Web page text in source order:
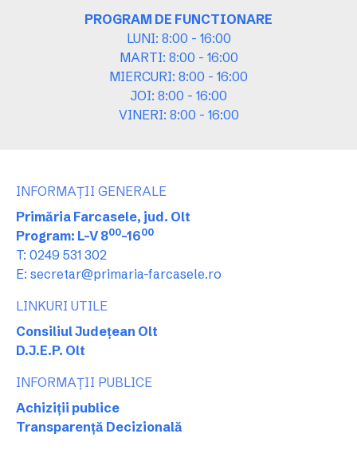
PROGRAM DE FUNCTIONARE
LUNI: 8:00 - 16:00
MARTI: 8:00 - 16:00
MIERCURI: 8:00 - 16:00
JOI: 8:00 - 16:00
VINERI: 8:00 - 16:00
INFORMAȚII GENERALE
Primăria Farcasele, jud. Olt
Program: L-V 800-1600
T: 0249 531 302
E: secretar@primaria-farcasele.ro
LINKURI UTILE
Consiliul Județean Olt
D.J.E.P. Olt
INFORMAȚII PUBLICE
Achiziții publice
Transparență Decizională